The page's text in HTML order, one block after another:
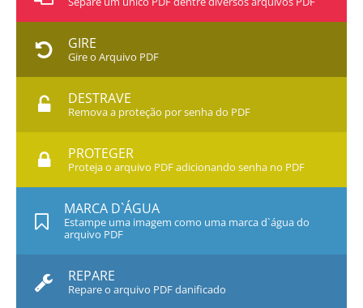
GIRE
Gire o Arquivo PDF
DESTRAVE
Remova a proteção por senha do PDF
PROTEGER
Proteja o arquivo PDF adicionando senha no PDF
MARCA D`ÁGUA
Estampe uma imagem como uma marca d`água do
arquivo PDF
REPARE
Repare o arquivo PDF danificado